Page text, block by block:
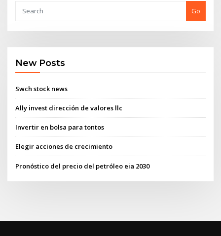
Go
New Posts
Swch stock news
Ally invest dirección de valores llc
Invertir en bolsa para tontos
Elegir acciones de crecimiento
Pronóstico del precio del petróleo eia 2030